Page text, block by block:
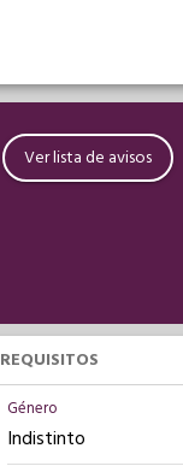
Ver lista de avisos
REQUISITOS
Género
Indistinto